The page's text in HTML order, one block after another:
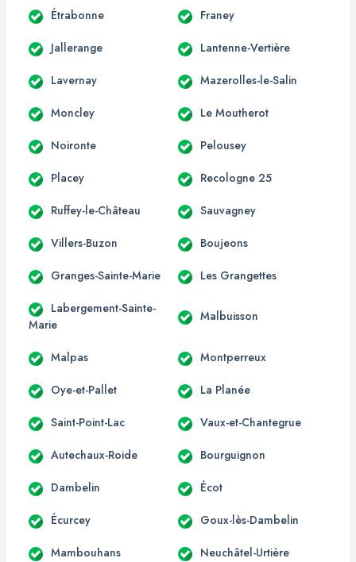
Étrabonne Franey
Jallerange Lantenne-Vertière
Lavernay Mazerolles-le-Salin
Moncley Le Moutherot
Noironte Pelousey
Placey Recologne 25
Ruffey-le-Château Sauvagney
Villers-Buzon Boujeons
Granges-Sainte-Marie Les Grangettes
Labergement-Sainte-
Marie
Malbuisson
Malpas Montperreux
Oye-et-Pallet La Planée
Saint-Point-Lac Vaux-et-Chantegrue
Autechaux-Roide Bourguignon
Dambelin Écot
Écurcey Goux-lès-Dambelin
Mambouhans Neuchâtel-Urtière